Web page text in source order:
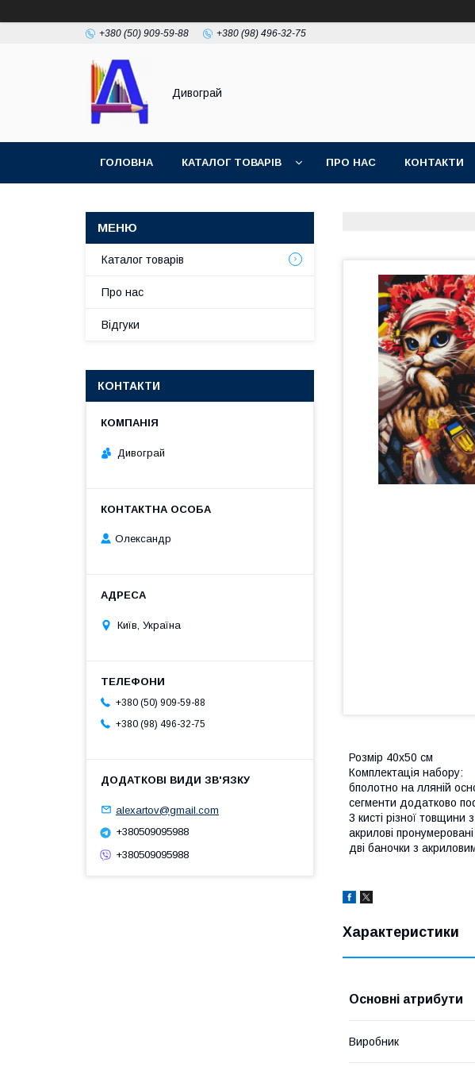
+380 (50) 909-59-88 +380 (98) 496-32-75
Дивограй
ГОЛОВНА КАТАЛОГ ТОВАРІВ ПРО НАС КОНТАКТИ
Розмір 40x50 см
Комплектація набору:
бполотно на лляній
сегменти додатково
3 кисті різної
акрилові
дві баночки з
Характеристики
Основні атрибути
Виробник
Каталог товарів
Про нас
Відгуки
КОНТАКТИ
Дивограй
Олександр
Київ, Україна
+380 (50) 909-59-88
+380 (98) 496-32-75
alexartov@gmail.com
+380509095988
+380509095988